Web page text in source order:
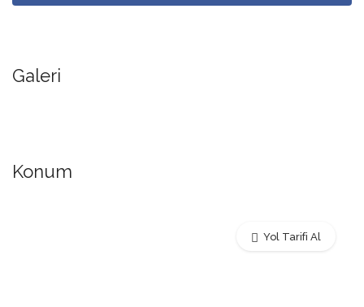
Galeri
Konum
Yol Tarifi Al